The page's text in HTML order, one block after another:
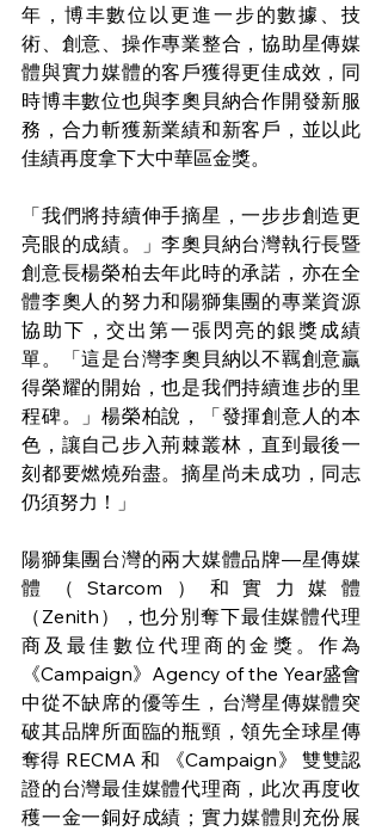
年，博丰數位以更進一步的數據、技
術、創意、操作專業整合，協助星傳媒
體與實力媒體的客戶獲得更佳成效，同
時博丰數位也與李奧貝納合作開發新服
務，合力斬獲新業績和新客戶，並以此
佳績再度拿下大中華區金獎。
「我們將持續伸手摘星，一步步創造更
亮眼的成績。」李奧貝納台灣執行長暨
創意長楊榮柏去年此時的承諾，亦在全
體李奧人的努力和陽獅集團的專業資源
協助下，交出第一張閃亮的銀獎成績
單。「這是台灣李奧貝納以不羈創意贏
得榮耀的開始，也是我們持續進步的里
程碑。」楊榮柏說，「發揮創意人的本
色，讓自己步入荊棘叢林，直到最後一
刻都要燃燒殆盡。摘星尚未成功，同志
仍須努力！」
陽獅集團台灣的兩大媒體品牌—星傳媒
體（Starcom）和實力媒體
（Zenith），也分別奪下最佳媒體代理
商及最佳數位代理商的金獎。作為
《Campaign》Agency of the Year盛會
中從不缺席的優等生，台灣星傳媒體突
破其品牌所面臨的瓶頸，領先全球星傳
奪得 RECMA 和 《Campaign》 雙雙認
證的台灣最佳媒體代理商，此次再度收
穫一金一銅好成績；實力媒體則充份展